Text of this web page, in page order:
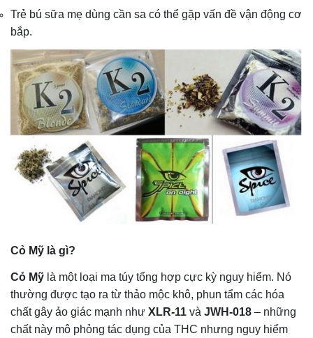
Trẻ bú sữa mẹ dùng cần sa có thể gặp vấn đề vận động cơ
bắp.
Cỏ Mỹ là gì?
Cỏ Mỹ là một loại ma túy tổng hợp cực kỳ nguy hiểm. Nó
thường được tạo ra từ thảo mộc khô, phun tẩm các hóa
chất gây ảo giác mạnh như XLR-11 và JWH-018 – những
chất này mô phỏng tác dụng của THC nhưng nguy hiểm